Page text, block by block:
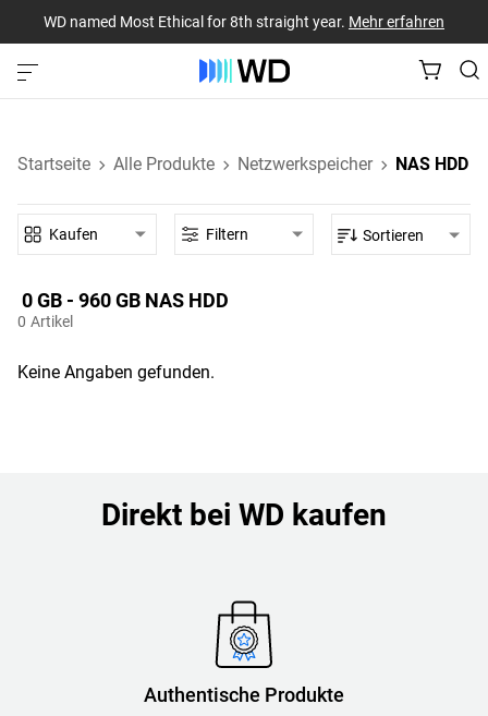
WD named Most Ethical for 8th straight year. Mehr erfahren
Startseite Alle Produkte Netzwerkspeicher NAS HDD
0 GB - 960 GB‎ NAS HDD‎
0 Artikel
Kaufen Filtern Sortieren
Keine Angaben gefunden.
Direkt bei WD kaufen
Authentische Produkte